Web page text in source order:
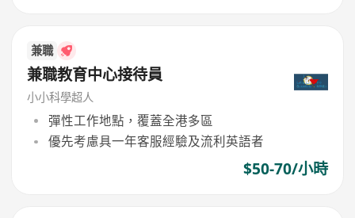
兼職
兼職教育中心接待員
小小科學超人
彈性工作地點，覆蓋全港多區
優先考慮具一年客服經驗及流利英語者
$50-70/小時